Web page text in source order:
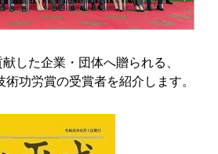
した企業・団体へ贈られる、
功労賞の受賞者を紹介します。